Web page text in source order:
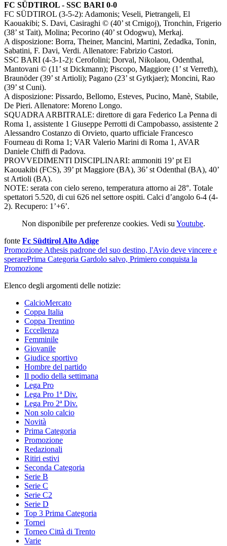
FC SÜDTIROL - SSC BARI 0-0
FC SÜDTIROL (3-5-2): Adamonis; Veseli, Pietrangeli, El
Kaouakibi; S. Davi, Casiraghi © (40’ st Crnigoj), Tronchin, Frigerio
(38’ st Tait), Molina; Pecorino (40’ st Odogwu), Merkaj.
A disposizione: Borra, Theiner, Mancini, Martini, Zedadka, Tonin,
Sabatini, F. Davi, Verdi. Allenatore: Fabrizio Castori.
SSC BARI (4-3-1-2): Cerofolini; Dorval, Nikolaou, Odenthal,
Mantovani © (11’ st Dickmann); Piscopo, Maggiore (1’ st Verreth),
Braunöder (39’ st Artioli); Pagano (23’ st Gytkjaer); Moncini, Rao
(39’ st Cuni).
A disposizione: Pissardo, Bellomo, Esteves, Pucino, Manè, Stabile,
De Pieri. Allenatore: Moreno Longo.
SQUADRA ARBITRALE: direttore di gara Federico La Penna di
Roma 1, assistente 1 Giuseppe Perrotti di Campobasso, assistente 2
Alessandro Costanzo di Orvieto, quarto ufficiale Francesco
Fourneau di Roma 1; VAR Valerio Marini di Roma 1, AVAR
Daniele Chiffi di Padova.
PROVVEDIMENTI DISCIPLINARI: ammoniti 19’ pt El
Kaouakibi (FCS), 39’ pt Maggiore (BA), 36’ st Odenthal (BA), 40’
st Artioli (BA).
NOTE: serata con cielo sereno, temperatura attorno ai 28°. Totale
spettatori 5.520, di cui 626 nel settore ospiti. Calci d’angolo 6-4 (4-
2). Recupero: 1’+6’.
Non disponibile per preferenze cookies. Vedi su Youtube.
fonte Fc Südtirol Alto Adige
Promozione Athesis padrone del suo destino, l'Avio deve vincere e
sperarePrima Categoria Gardolo salvo, Primiero conquista la
Promozione
Elenco degli argomenti delle notizie:
CalcioMercato
Coppa Italia
Coppa Trentino
Eccellenza
Femminile
Giovanile
Giudice sportivo
Hombre del partido
Il podio della settimana
Lega Pro
Lega Pro 1ª Div.
Lega Pro 2ª Div.
Non solo calcio
Novità
Prima Categoria
Promozione
Redazionali
Ritiri estivi
Seconda Categoria
Serie B
Serie C
Serie C2
Serie D
Top 3 Prima Categoria
Tornei
Torneo Città di Trento
Varie